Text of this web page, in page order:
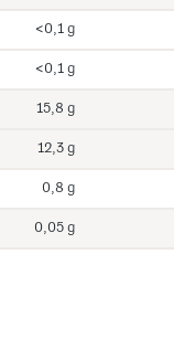
<0,1 g
<0,1 g
15,8 g
12,3 g
0,8 g
0,05 g